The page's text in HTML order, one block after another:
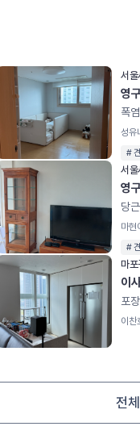
이민선 | 서울시 강남구 |
서울
영
성
#
서울
영
마
#
마포
이
이
전